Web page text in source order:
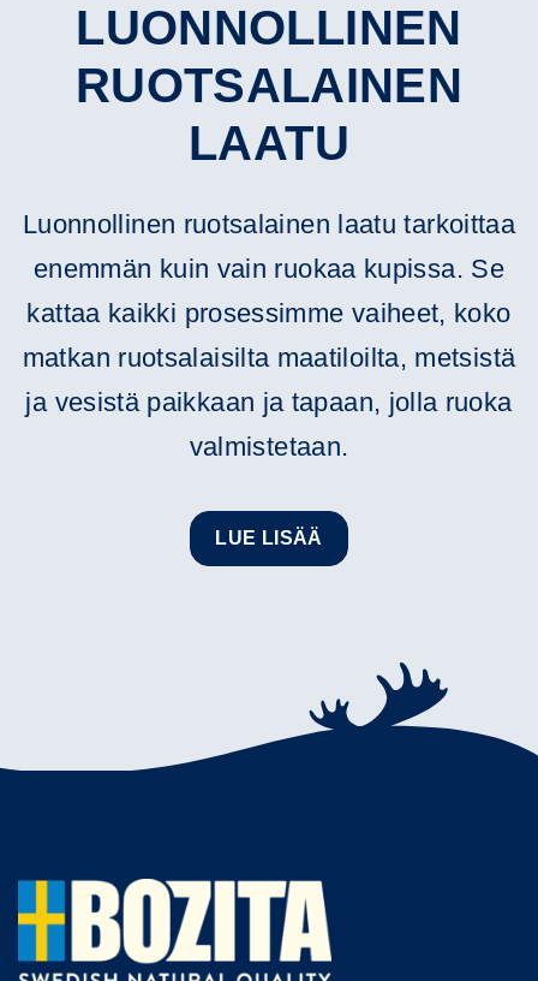
LUONNOLLINEN
RUOTSALAINEN
LAATU
Luonnollinen ruotsalainen laatu tarkoittaa
enemmän kuin vain ruokaa kupissa. Se
kattaa kaikki prosessimme vaiheet, koko
matkan ruotsalaisilta maatiloilta, metsistä
ja vesistä paikkaan ja tapaan, jolla ruoka
valmistetaan.
LUE LISÄÄ